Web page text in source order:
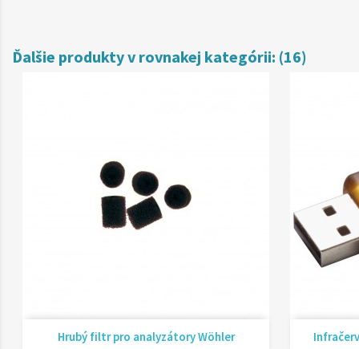
Ďalšie produkty v rovnakej kategórii: (16)
Hrubý filtr pro analyzátory Wöhler
Rýchly náhľad